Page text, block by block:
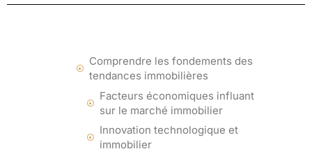
Comprendre les fondements des
tendances immobilières
Facteurs économiques influant
sur le marché immobilier
Innovation technologique et
immobilier